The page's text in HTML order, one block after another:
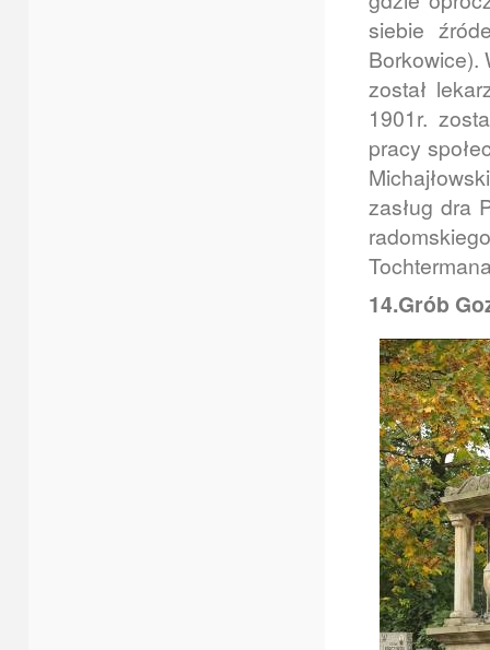
siebie
Borkowice).
został
1901r.
pracy
zasług dra
14.Grób